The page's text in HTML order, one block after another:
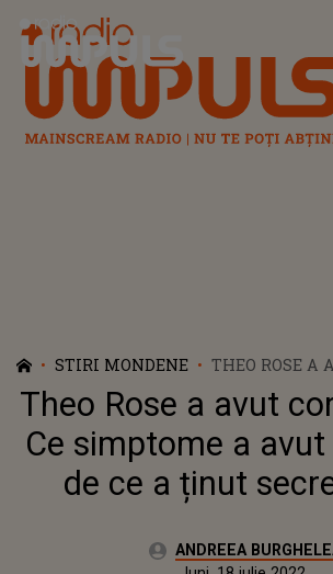
Radio Impuls
STIRI MONDENE
THEO ROSE A
AVUT
ȚINUT
Theo Rose a avut
Ce simptome a
de ce a ținut
Autor:ANDREEA